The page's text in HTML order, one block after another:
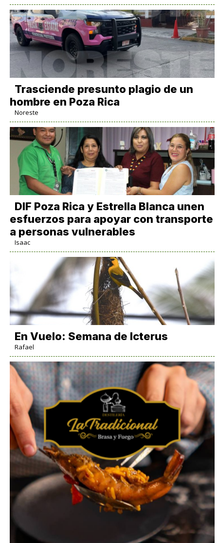
Trasciende presunto plagio de un
hombre en Poza Rica
Noreste
DIF Poza Rica y Estrella Blanca unen
esfuerzos para apoyar con transporte
a personas vulnerables
Isaac
En Vuelo: Semana de Icterus
Rafael